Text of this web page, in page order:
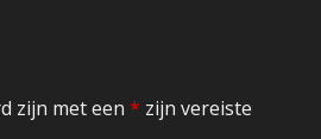
zijn met een * zijn vereiste